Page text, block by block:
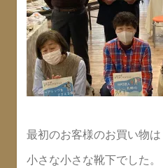
最初のお客様のお買い物は
小さな小さな靴下でした。